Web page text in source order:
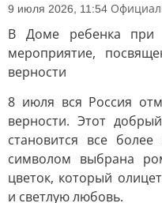
9 июля 2026, 11:54
В Доме ребенка при
мероприятие,
верности
8 июля вся Россия
верности. Этот
становится всe
символом выбрана
цветок, который
и светлую любовь.